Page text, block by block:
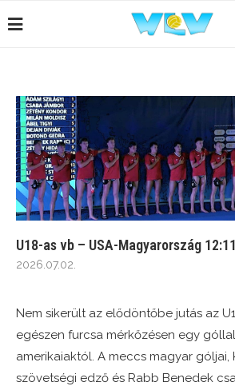
U18-as vb – USA-Magyarország 12:11
2026.07.02.
Nem sikerült az elődöntőbe jutás az
egészen furcsa mérkőzésen egy
amerikaiaktól. A meccs magyar góljai,
szövetségi edző és Rabb Benedek